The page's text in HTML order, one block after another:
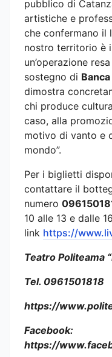
pubblico di
artistiche e
che confermano il
nostro territorio è
un’operazione
sostegno di
dimostra
chi produce
caso, alla
motivo di vanto e
mondo”.
Per i biglietti
contattare il
numero
10 alle 13 e dalle
link https://
Teatro Politeama
Tel. 0961501818
https://
Facebook:
https://